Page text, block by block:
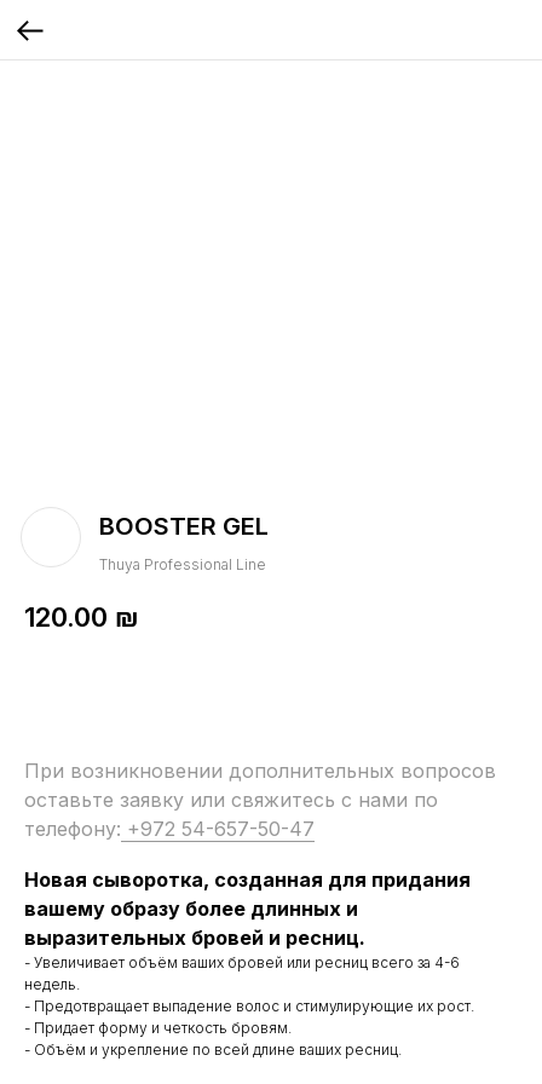
BOOSTER GEL
Thuya Professional Line
120.00 ₪
При возникновении дополнительных вопросов
оставьте заявку или свяжитесь с нами по
телефону: +972 54-657-50-47
Новая сыворотка, созданная для придания
вашему образу более длинных и
выразительных бровей и ресниц.
- Увеличивает объём ваших бровей или ресниц всего за 4-6
недель.
- Предотвращает выпадение волос и стимулирующие их рост.
- Придает форму и четкость бровям.
- Объём и укрепление по всей длине ваших ресниц.